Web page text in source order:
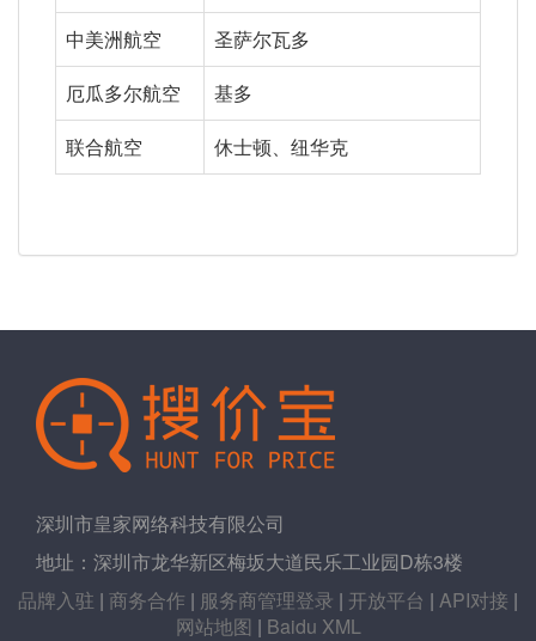
中美洲航空
圣萨尔瓦多
厄瓜多尔航空
基多
联合航空
休士顿、纽华克
深圳市皇家网络科技有限公司
地址：深圳市龙华新区梅坂大道民乐工业园D栋3楼
品牌入驻 | 商务合作 | 服务商管理登录 | 开放平台 | API对接 |
网站地图 | Baidu XML